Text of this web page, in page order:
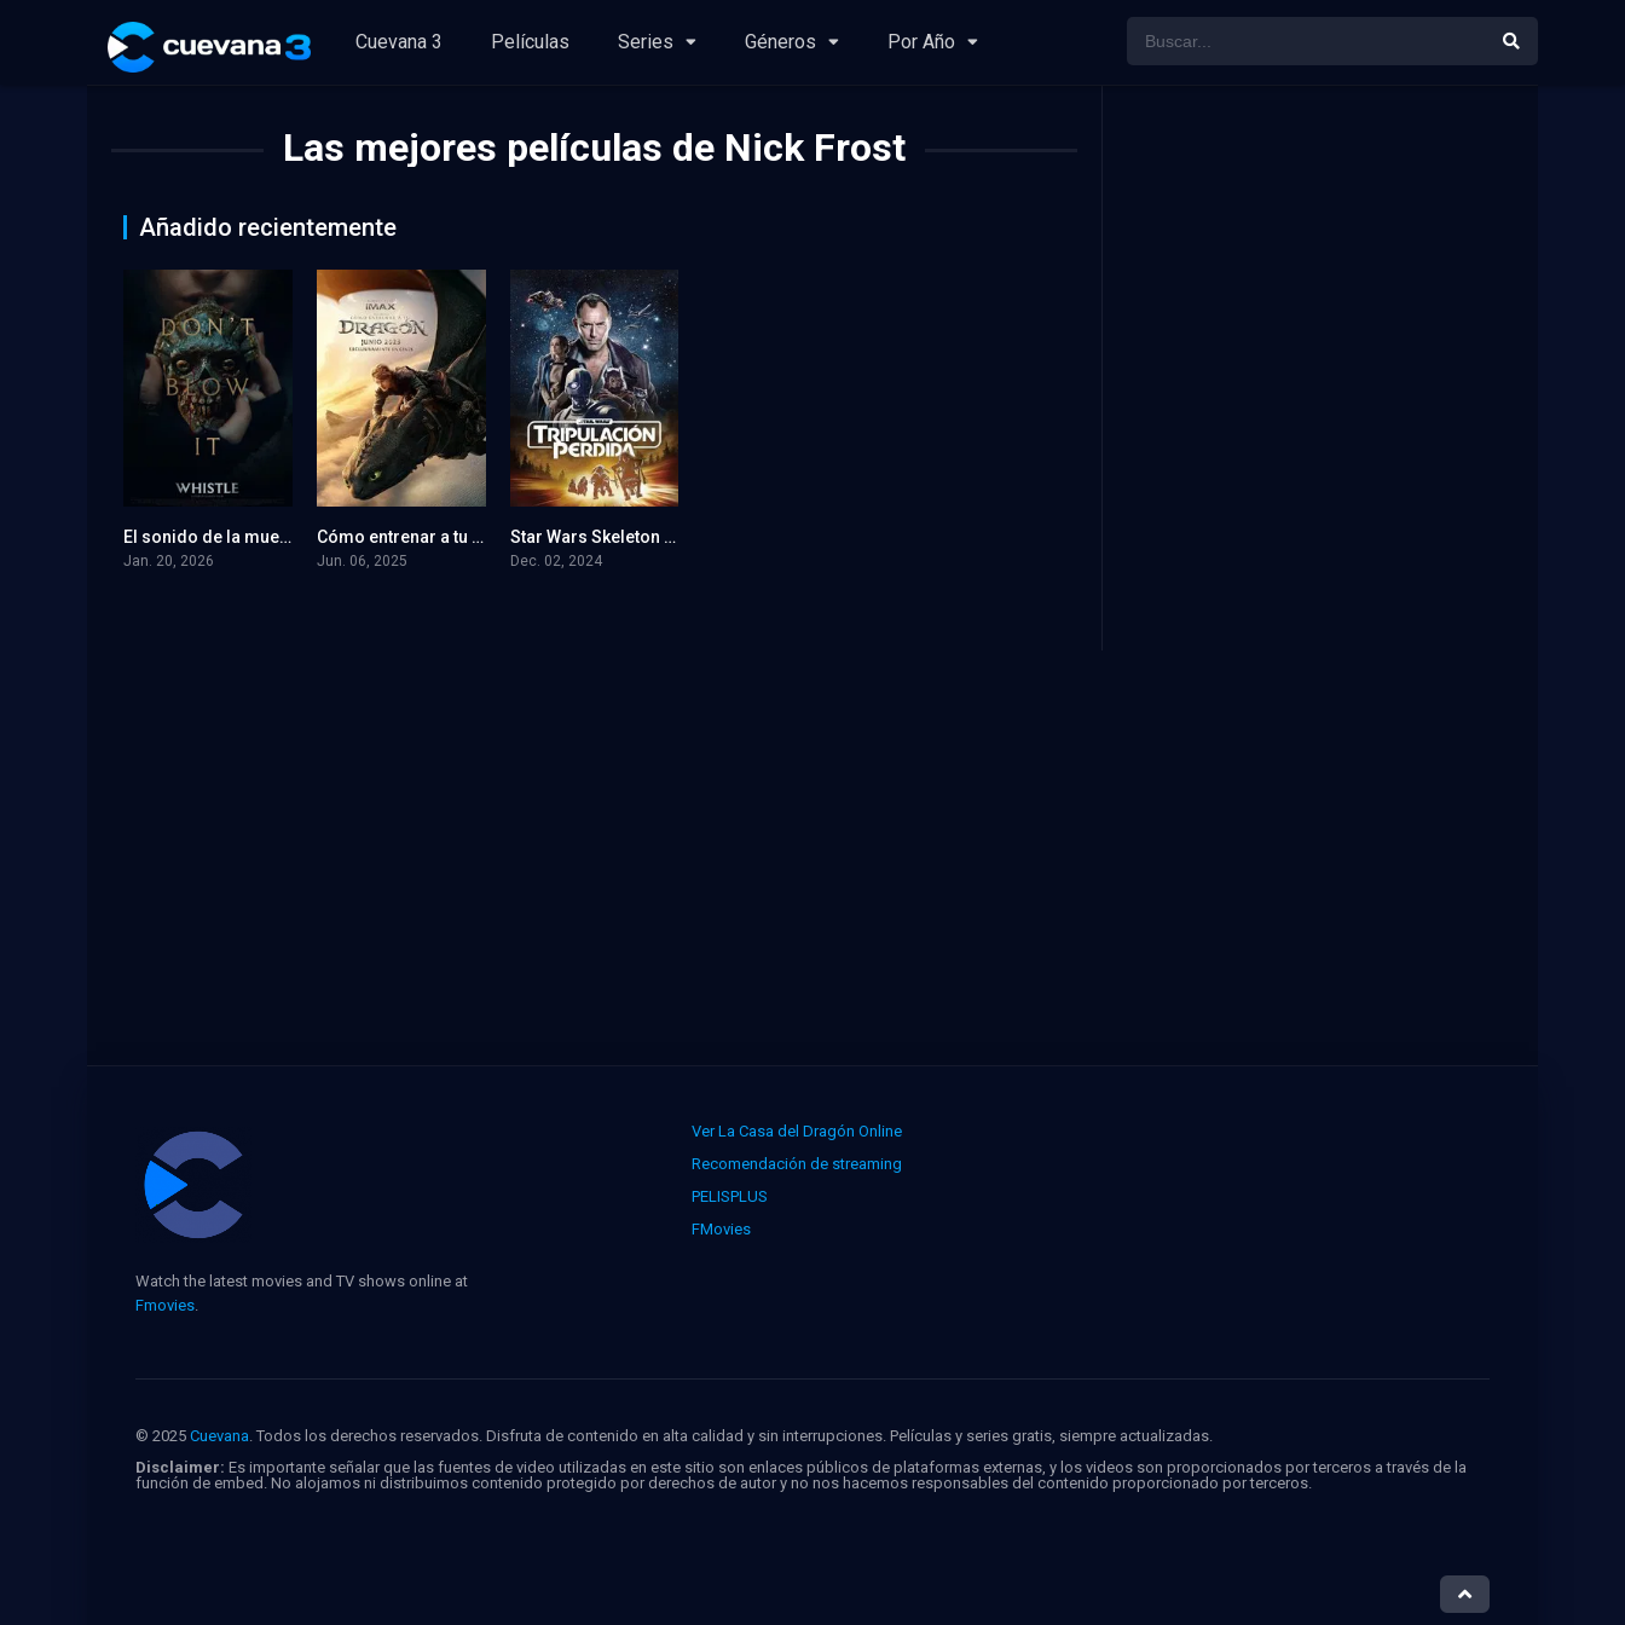
Cuevana 3 Películas Series Géneros Por Año
Las mejores películas de Nick Frost
Añadido recientemente
5.9El sonido de la muerte
Jan. 20, 2026
0Cómo entrenar a tu dragón
Jun. 06, 2025
7.111Star Wars Skeleton Crew: Viaje a lo desconocido
Dec. 02, 2024
Ver La Casa del Dragón Online
Recomendación de streaming
PELISPLUS
FMovies
Watch the latest movies and TV shows online at
Fmovies.
© 2025 Cuevana. Todos los derechos reservados. Disfruta de contenido en alta calidad y sin interrupciones. Películas y series gratis, siempre actualizadas.
Disclaimer: Es importante señalar que las fuentes de video utilizadas en este sitio son enlaces públicos de plataformas externas, y los videos son proporcionados por terceros a través de la
función de embed. No alojamos ni distribuimos contenido protegido por derechos de autor y no nos hacemos responsables del contenido proporcionado por terceros.